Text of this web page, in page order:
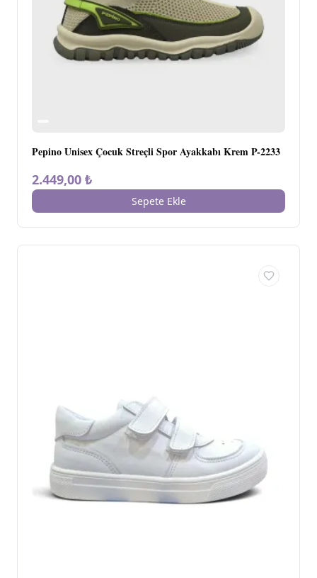
Pepino Unisex Çocuk Streçli Spor Ayakkabı Krem P-2233
2.449,00 ₺
Sepete Ekle